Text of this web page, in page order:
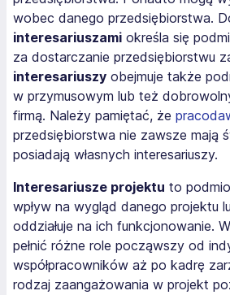
wobec danego przedsiębiorstwa.
interesariuszami określa się
za dostarczanie przedsiębiorstwu
interesariuszy obejmuje także
w przymusowym lub też
firmą. Należy pamiętać, że
przedsiębiorstwa nie zawsze mają
posiadają własnych interesariuszy.
Interesariusze projektu to
wpływ na wygląd danego projektu
oddziałuje na ich funkcjonowanie.
pełnić różne role począwszy od
współpracowników aż po kadrę
rodzaj zaangażowania w projekt